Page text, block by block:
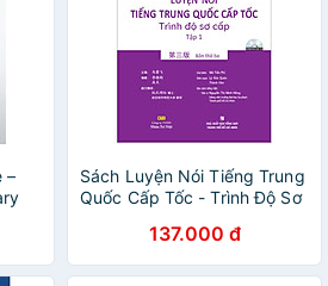
–
Sách Luyện Nói Tiếng Trung
Quốc Cấp Tốc - Trình Độ Sơ
File MP3) (Tái Bản)
137.000 đ